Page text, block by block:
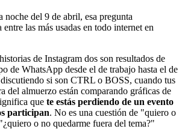
del 9 de abril, esa pregunta
entre las más usadas en todo internet en
de Instagram dos son resultados de
de WhatsApp desde el de trabajo hasta el de
si son CTRL o BOSS, cuando tus
del almuerzo están comparando gráficas de
que te estás perdiendo de un evento
participan. No es una cuestión de "quiero o
o no quedarme fuera del tema?"